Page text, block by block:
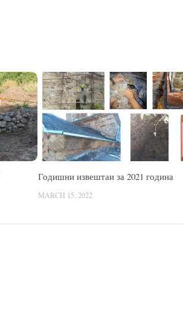
Годишни извештаи за 2021 година
MARCH 15, 2022